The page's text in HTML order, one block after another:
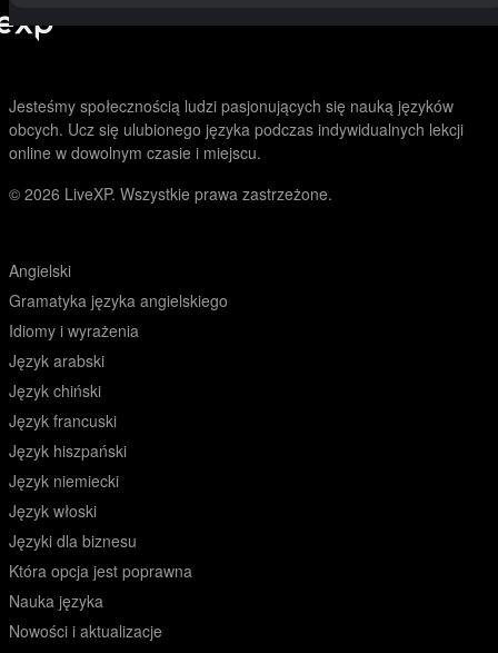
Jesteśmy społecznością ludzi pasjonujących się nauką języków
obcych. Ucz się ulubionego języka podczas indywidualnych lekcji
online w dowolnym czasie i miejscu.
© 2026 LiveXP. Wszystkie prawa zastrzeżone.
Angielski
Gramatyka języka angielskiego
Idiomy i wyrażenia
Język arabski
Język chiński
Język francuski
Język hiszpański
Język niemiecki
Język włoski
Języki dla biznesu
Która opcja jest poprawna
Nauka języka
Nowości i aktualizacje